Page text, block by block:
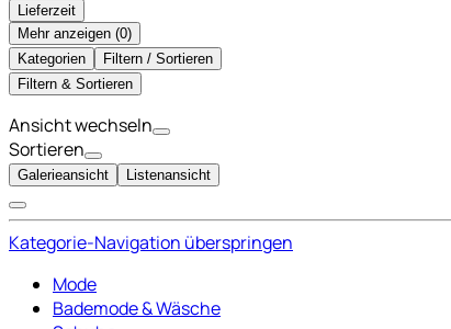
Lieferzeit
Mehr anzeigen ( )
Kategorien
Filtern / Sortieren
Filtern & Sortieren
Ansicht wechseln
Sortieren
Galerieansicht Listenansicht
Kategorie-Navigation überspringen
Mode
Bademode & Wäsche